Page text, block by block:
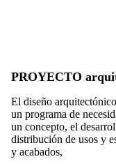
PROYECTO
El diseño
un programa de
un concepto, el
distribución de usos y
y acabados,